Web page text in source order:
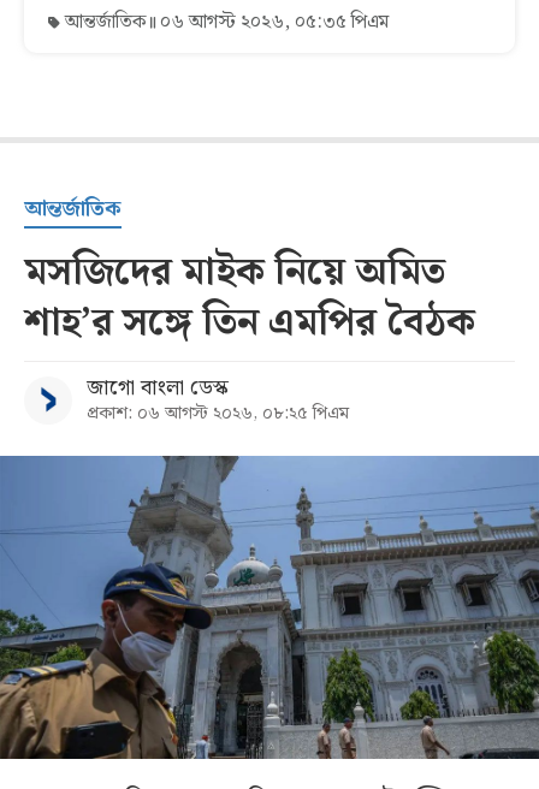
আন্তর্জাতিক ০৬ আগস্ট ২০২৬, ০৫:৩৫ পিএম
আন্তর্জাতিক
মসজিদের মাইক নিয়ে অমিত
শাহ’র সঙ্গে তিন এমপির বৈঠক
জাগো বাংলা ডেস্ক
প্রকাশ: ০৬ আগস্ট ২০২৬, ০৮:২৫ পিএম